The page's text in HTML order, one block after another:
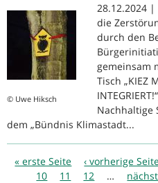
© Uwe Hiksch
28.12.2024
die
durch den
gemeinsam
Tisch „KIEZ
Nachhaltige
dem „Bündnis Klimastadt...
Seiten
« erste Seite ‹ vorherige Seite
10
11 12 …